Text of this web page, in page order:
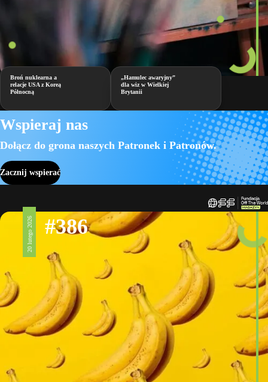
Broń nuklearna a
relacje USA z Koreą
Północną
„Hamulec awaryjny”
dla wiz w Wielkiej
Brytanii
Wspieraj nas
Dołącz do grona naszych Patronek i Patronów.
Zacznij wspierać
20 lutego 2026 #386